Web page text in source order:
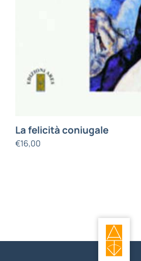
La felicità coniugale
€16,00